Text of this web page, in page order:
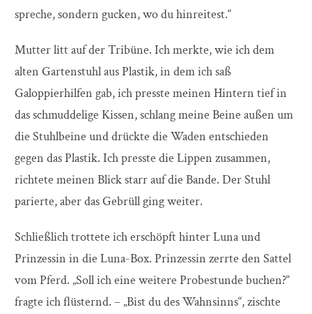
spreche, sondern gucken, wo du hinreitest.“
Mutter litt auf der Tribüne. Ich merkte, wie ich dem
alten Gartenstuhl aus Plastik, in dem ich saß
Galoppierhilfen gab, ich presste meinen Hintern tief in
das schmuddelige Kissen, schlang meine Beine außen um
die Stuhlbeine und drückte die Waden entschieden
gegen das Plastik. Ich presste die Lippen zusammen,
richtete meinen Blick starr auf die Bande. Der Stuhl
parierte, aber das Gebrüll ging weiter.
Schließlich trottete ich erschöpft hinter Luna und
Prinzessin in die Luna-Box. Prinzessin zerrte den Sattel
vom Pferd. „Soll ich eine weitere Probestunde buchen?“
fragte ich flüsternd. – „Bist du des Wahnsinns“, zischte